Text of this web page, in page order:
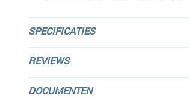
SPECIFICATIES
REVIEWS
DOCUMENTEN